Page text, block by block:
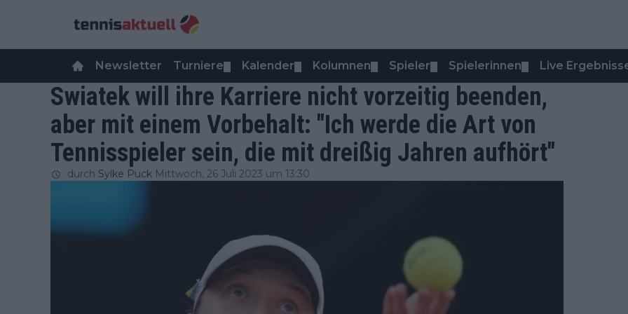
Newsletter Turniere Kalender Kolumnen Spieler Spielerinnen Live
Swiatek will ihre Karriere nicht vorzeitig beenden,
aber mit einem Vorbehalt: "Ich werde die Art von
Tennisspieler sein, die mit dreißig Jahren aufhört"
durch Sylke Puck Mittwoch, 26 Juli 2023 um 13:30